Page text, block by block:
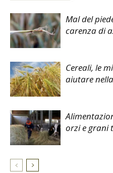
Mal del
carenza di
Cereali, le
aiutare
orzi e grani